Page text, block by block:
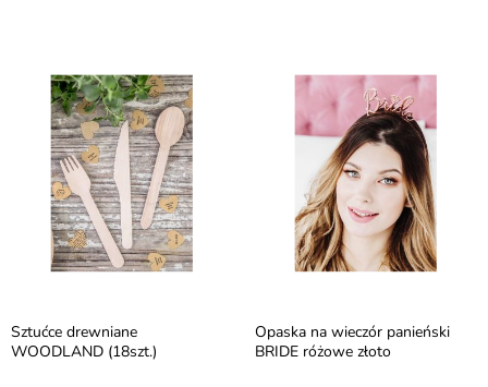
Sztućce drewniane
WOODLAND (18szt.)
Opaska na wieczór panieński
BRIDE różowe złoto